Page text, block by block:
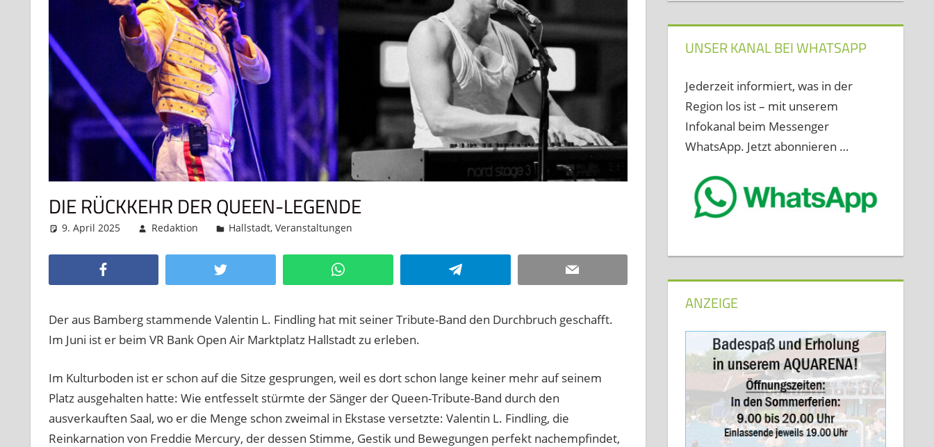
DIE RÜCKKEHR DER QUEEN-LEGENDE
9. April 2025 Redaktion Hallstadt,Veranstaltungen
Twitter WhatsApp Telegram Email
Der aus Bamberg stammende Valentin L. Findling hat mit seiner Tribute-Band den Durchbruch geschafft.
Im Juni ist er beim VR Bank Open Air Marktplatz Hallstadt zu erleben.
Im Kulturboden ist er schon auf die Sitze gesprungen, weil es dort schon lange keiner mehr auf seinem
Platz ausgehalten hatte: Wie entfesselt stürmte der Sänger der Queen-Tribute-Band durch den
ausverkauften Saal, wo er die Menge schon zweimal in Ekstase versetzte: Valentin L. Findling, die
Reinkarnation von Freddie Mercury, der dessen Stimme, Gestik und Bewegungen perfekt nachempfindet,
UNSER KANAL BEI WHATSAPP
Jederzeit informiert, was in der
Region los ist – mit unserem
Infokanal beim Messenger
WhatsApp. Jetzt abonnieren …
ANZEIGE